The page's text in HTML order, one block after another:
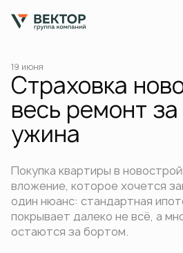
19 июня
Страховка
весь ремонт
ужина
Покупка квартиры в
вложение, которое хочется
один нюанс: стандартная
покрывает далеко не всё, а
остаются за бортом.